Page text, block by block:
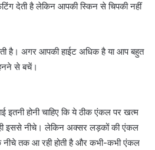
देती है लेकिन आपकी स्किन से चिपकी नहीं
है। अगर आपकी हाईट अधिक है या आप बहुत
से बचें।
इतनी होनी चाहिए कि ये ठीक एंकल पर खत्म
इससे नीचे। लेकिन अक्सर लड़कों की एंकल
तक आ रही होती है और कभी-कभी एंकल